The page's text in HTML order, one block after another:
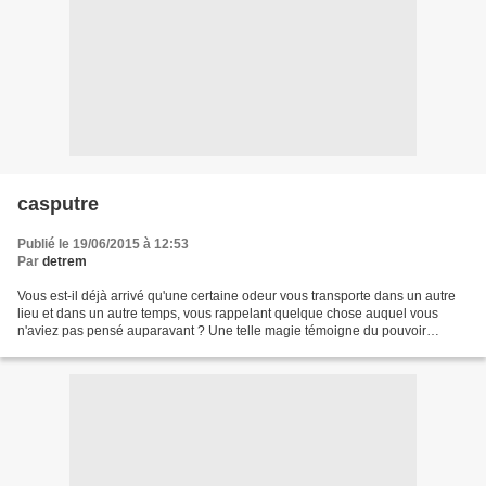
casputre
Publié le 19/06/2015 à 12:53
Par detrem
Vous est-il déjà arrivé qu'une certaine odeur vous transporte dans un autre
lieu et dans un autre temps, vous rappelant quelque chose auquel vous
n'aviez pas pensé auparavant ? Une telle magie témoigne du pouvoir